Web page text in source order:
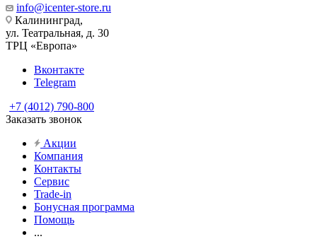
info@icenter-store.ru
Калининград,
ул. Театральная, д. 30
ТРЦ «Европа»
Вконтакте
Telegram
+7 (4012) 790-800
Заказать звонок
Акции
Компания
Контакты
Сервис
Trade-in
Бонусная программа
Помощь
...